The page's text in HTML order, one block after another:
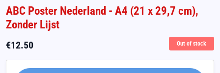
ABC Poster Nederland - A4 (21 x 29,7 cm),
Zonder Lijst
€12.50 Out of stock